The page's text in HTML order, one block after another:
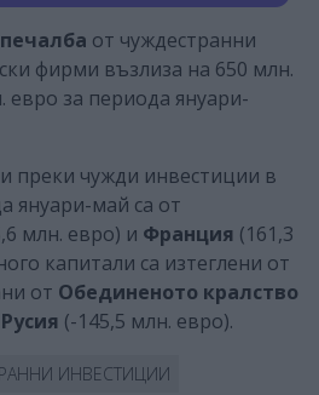
от чуждестранни
фирми възлиза на 650 млн.
евро за периода януари-
преки чужди инвестиции в
януари-май са от
млн. евро) и Франция (161,3
капитали са изтеглени от
от Обединеното кралство
Русия (-145,5 млн. евро).
ИНВЕСТИЦИИ